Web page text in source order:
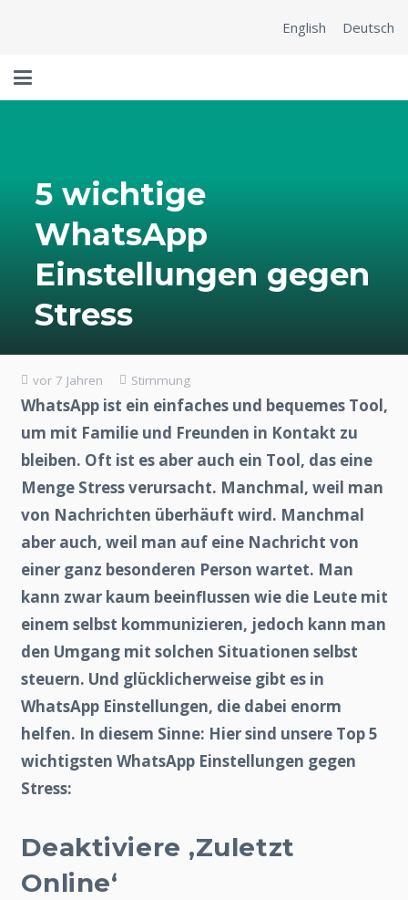
English Deutsch
5 wichtige
WhatsApp
Einstellungen gegen
Stress
vor 7 Jahren Stimmung
WhatsApp ist ein einfaches und bequemes Tool,
um mit Familie und Freunden in Kontakt zu
bleiben. Oft ist es aber auch ein Tool, das eine
Menge Stress verursacht. Manchmal, weil man
von Nachrichten überhäuft wird. Manchmal
aber auch, weil man auf eine Nachricht von
einer ganz besonderen Person wartet. Man
kann zwar kaum beeinflussen wie die Leute mit
einem selbst kommunizieren, jedoch kann man
den Umgang mit solchen Situationen selbst
steuern. Und glücklicherweise gibt es in
WhatsApp Einstellungen, die dabei enorm
helfen. In diesem Sinne: Hier sind unsere Top 5
wichtigsten WhatsApp Einstellungen gegen
Stress:
Deaktiviere ‚Zuletzt
Online‘